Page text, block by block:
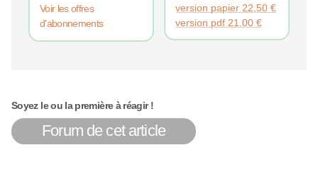
Voir les offres
d'abonnements
version papier 22,50€
version pdf 21,00€
Soyez le ou la première à réagir !
Forum de cet article